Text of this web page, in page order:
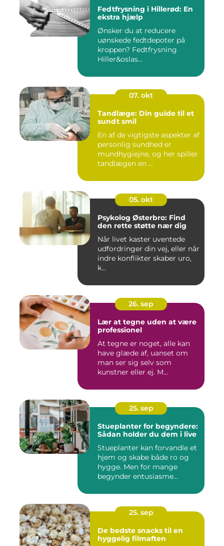
Fedtfrysning i Hillerød: En
ekstra hjælp
Ønsker du at reducere
uønskede fedtdepoter på
kroppen? Fedtfrysning
Hiller&oslas...
07. okt
Tandlæge: Din guide til et
sundt smil
En af de vigtigste aspekter af
personlig sundhed er
mundhygiejne, og her spiller
tandlægen en ...
05. okt
Psykolog Østerbro: Find
den rette støtte nær dig
Når livet kaster uventede
udfordringer din vej, eller når
indre konflikter skaber uro,
k...
26. sep
Lær at tegne uden at være
professionel
At tegne er noget, alle kan
have glæde af, uanset om
man ser sig selv som
kunstner eller ej. M...
25. sep
Stueplanter for begyndere:
Sådan holder du dem i live
Stueplanter kan forvandle et
hjem og skabe både ro og
hygge. Men for mange
begynder entusiasme...
25. sep
De bedste snacks til en
hyggelig filmaften